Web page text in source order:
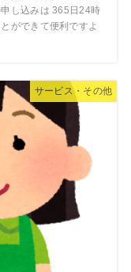
し込みは 365日24時
ができて便利ですよ
サービス・その他